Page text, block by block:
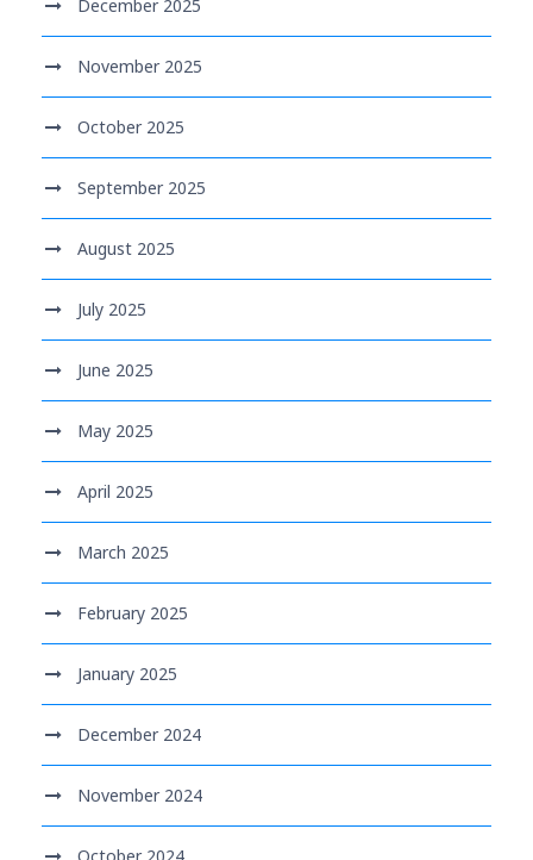
December 2025
November 2025
October 2025
September 2025
August 2025
July 2025
June 2025
May 2025
April 2025
March 2025
February 2025
January 2025
December 2024
November 2024